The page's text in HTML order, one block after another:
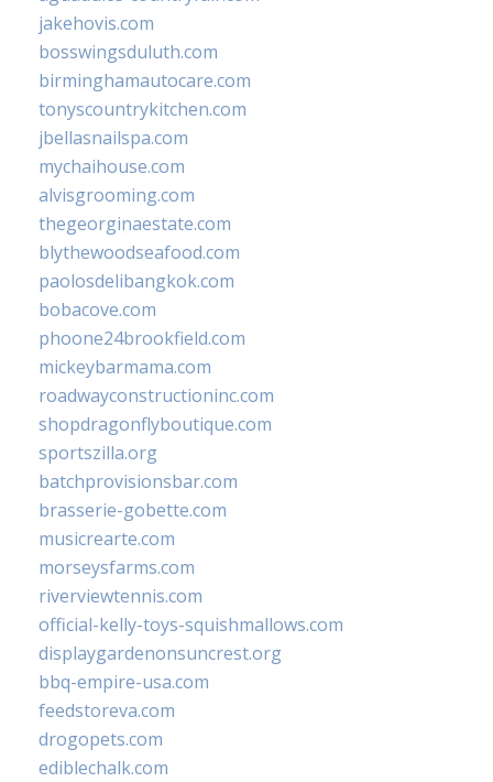
jakehovis.com
bosswingsduluth.com
birminghamautocare.com
tonyscountrykitchen.com
jbellasnailspa.com
mychaihouse.com
alvisgrooming.com
thegeorginaestate.com
blythewoodseafood.com
paolosdelibangkok.com
bobacove.com
phoone24brookfield.com
mickeybarmama.com
roadwayconstructioninc.com
shopdragonflyboutique.com
sportszilla.org
batchprovisionsbar.com
brasserie-gobette.com
musicrearte.com
morseysfarms.com
riverviewtennis.com
official-kelly-toys-squishmallows.com
displaygardenonsuncrest.org
bbq-empire-usa.com
feedstoreva.com
drogopets.com
ediblechalk.com